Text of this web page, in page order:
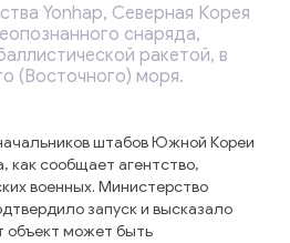
Yonhap, Северная Корея
снаряда,
ракетой, в
(Восточного) моря.
штабов Южной Кореи
как сообщает агентство,
военных. Министерство
запуск и высказало
объект может быть